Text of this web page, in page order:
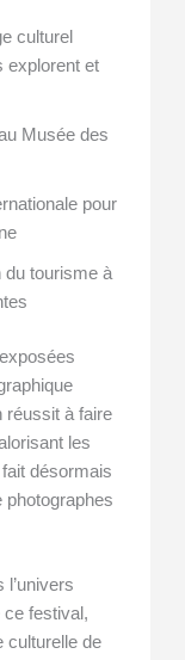
culturel
explorent et
Musée des
pour
du tourisme à
réussit à faire
les
désormais
photographes
l’univers
festival,
culturelle de